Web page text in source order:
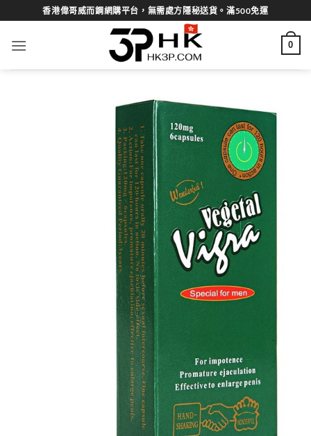
to
content
香港偉哥威而鋼網購平台，無需處方隱秘送貨。滿500免運
0